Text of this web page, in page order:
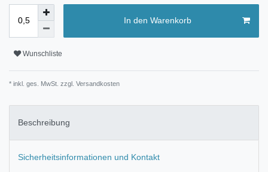
In den Warenkorb
Wunschliste
* inkl. ges. MwSt. zzgl. Versandkosten
Beschreibung
Sicherheitsinformationen und Kontakt